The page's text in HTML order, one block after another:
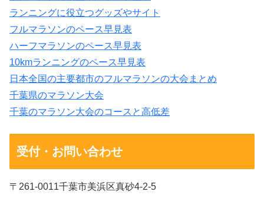
ランニングに役立つグッズやサイト
フルマラソンのペース早見表
ハーフマラソンのペース早見表
10kmランニングのペース早見表
日本全国の主要都市のフルマラソンの大会まとめ
千葉県のマラソン大会
千葉のマラソン大会のコースと高低差
受付・お問い合わせ
〒261-0011千葉市美浜区真砂4-2-5